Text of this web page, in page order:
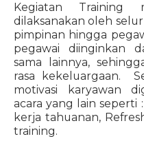
Kegiatan Training
dilaksanakan oleh
pimpinan hingga
pegawai diinginkan
sama lainnya,
rasa kekeluargaan.
motivasi karyawan
acara yang lain seperti
kerja tahuanan,
training.